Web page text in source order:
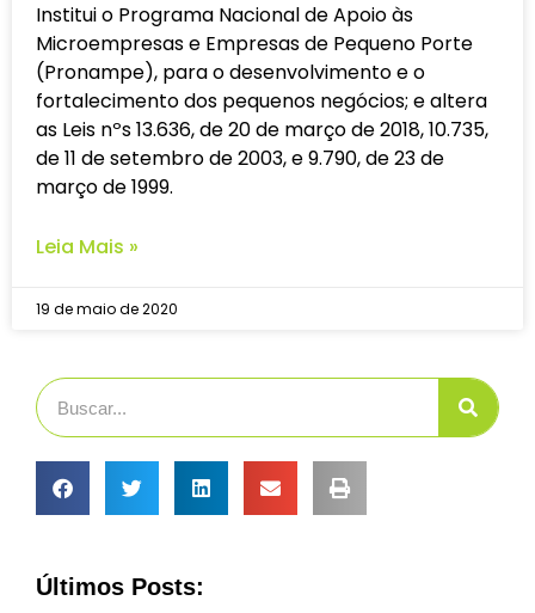
Institui o Programa Nacional de Apoio às
Microempresas e Empresas de Pequeno Porte
(Pronampe), para o desenvolvimento e o
fortalecimento dos pequenos negócios; e altera
as Leis nºs 13.636, de 20 de março de 2018, 10.735,
de 11 de setembro de 2003, e 9.790, de 23 de
março de 1999.
Leia Mais »
19 de maio de 2020
Últimos Posts: